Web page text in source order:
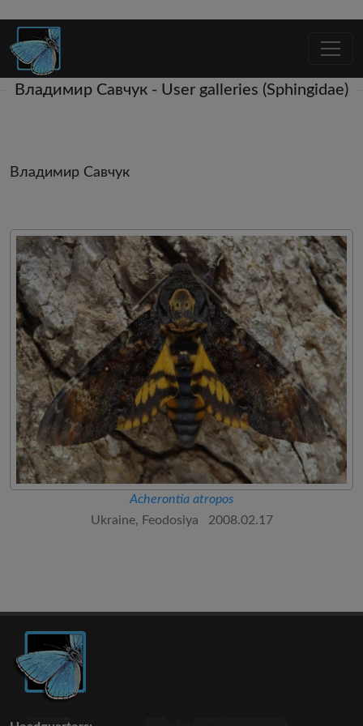
Владимир Савчук - User galleries (Sphingidae)
Владимир Савчук
Acherontia atropos
Ukraine, Feodosiya 2008.02.17